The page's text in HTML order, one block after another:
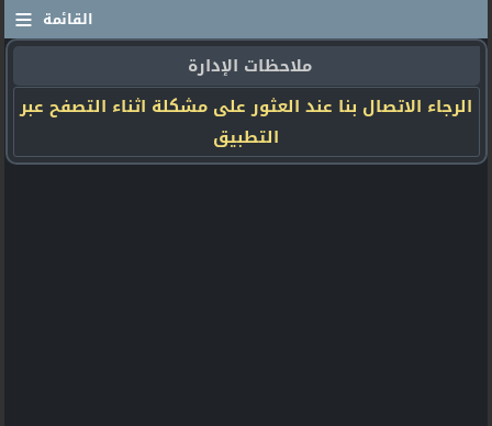
≡ القائمة
ملاحظات الإدارة
الرجاء الاتصال بنا عند العثور على مشكلة اثناء التصفح عبر
التطبيق